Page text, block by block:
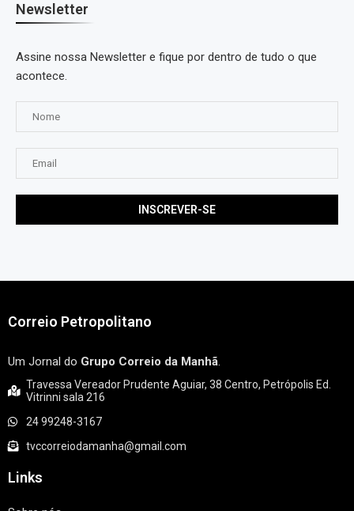
Newsletter
Assine nossa Newsletter e fique por dentro de tudo o que
acontece.
Correio Petropolitano
Um Jornal do Grupo Correio da Manhã.
Travessa Vereador Prudente Aguiar, 38 Centro, Petrópolis Ed.
Vitrinni sala 216
24 99248-3167
tvccorreiodamanha@gmail.com
Links